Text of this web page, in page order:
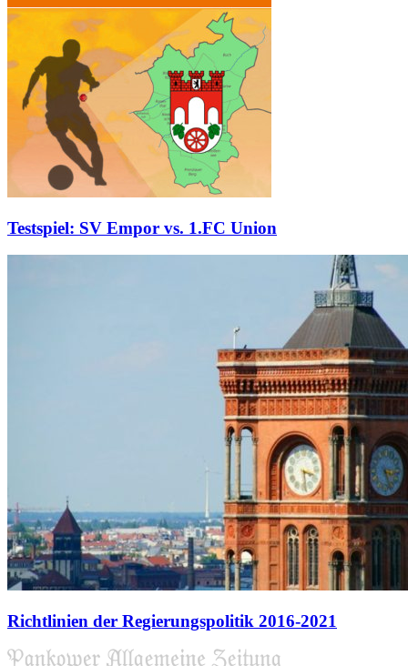
Testspiel: SV Empor vs. 1.FC Union
Richtlinien der Regierungspolitik 2016-2021